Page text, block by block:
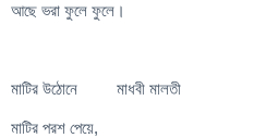
আছে ভরা ফুলে ফুলে।
মাটির উঠোনে মাধবী মালতী
মাটির পরশ পেয়ে,